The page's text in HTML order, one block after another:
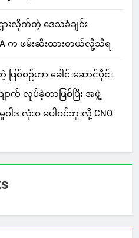
းလိုက်တဲ့ ဒေသခံချင်း
က ဖမ်းဆီးထားတယ်လို့သိရ
ြစ်စဉ်ဟာ ခေါင်းဆောင်ပိုင်း
က် လုပ်ခဲ့တာဖြစ်ပြီး အဖွဲ့
ါဒ လုံးဝ မပါဝင်ဘူးလို့ CNO